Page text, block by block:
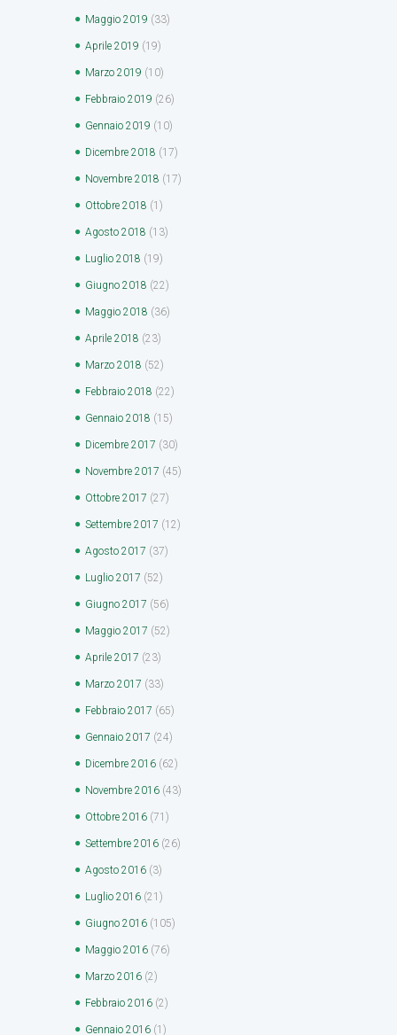
Maggio 2019 (33)
Aprile 2019 (19)
Marzo 2019 (10)
Febbraio 2019 (26)
Gennaio 2019 (10)
Dicembre 2018 (17)
Novembre 2018 (17)
Ottobre 2018 (1)
Agosto 2018 (13)
Luglio 2018 (19)
Giugno 2018 (22)
Maggio 2018 (36)
Aprile 2018 (23)
Marzo 2018 (52)
Febbraio 2018 (22)
Gennaio 2018 (15)
Dicembre 2017 (30)
Novembre 2017 (45)
Ottobre 2017 (27)
Settembre 2017 (12)
Agosto 2017 (37)
Luglio 2017 (52)
Giugno 2017 (56)
Maggio 2017 (52)
Aprile 2017 (23)
Marzo 2017 (33)
Febbraio 2017 (65)
Gennaio 2017 (24)
Dicembre 2016 (62)
Novembre 2016 (43)
Ottobre 2016 (71)
Settembre 2016 (26)
Agosto 2016 (3)
Luglio 2016 (21)
Giugno 2016 (105)
Maggio 2016 (76)
Marzo 2016 (2)
Febbraio 2016 (2)
Gennaio 2016 (1)